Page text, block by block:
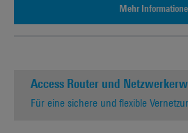
Mehr
Access Router und
Für eine sichere und flexible